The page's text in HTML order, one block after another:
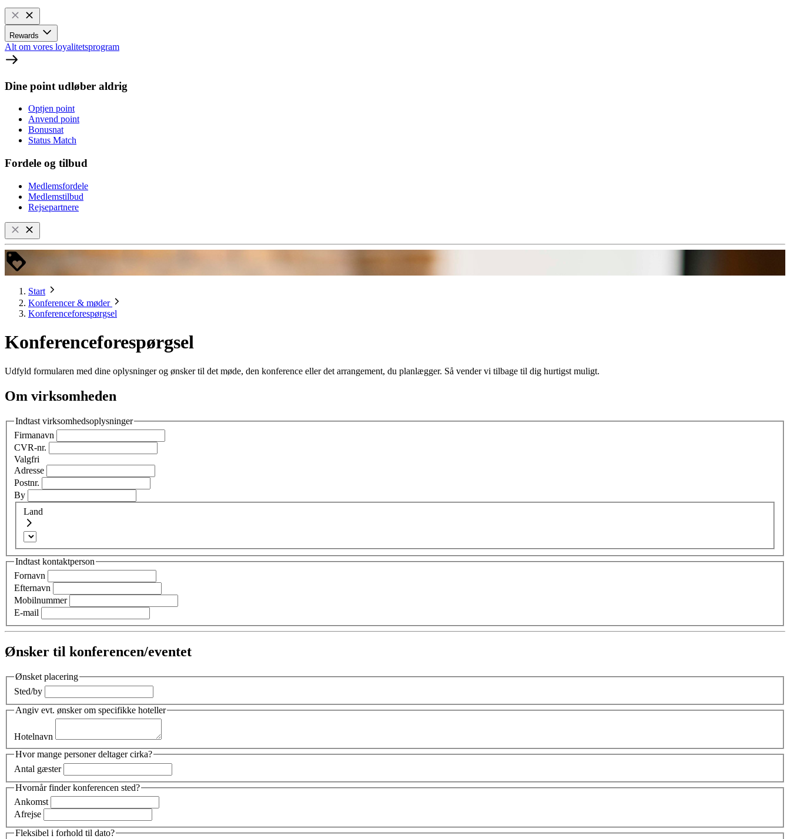
Rewards
Alt om vores loyalitetsprogram
Dine point udløber aldrig
Optjen point
Anvend point
Bonusnat
Status Match
Fordele og tilbud
Medlemsfordele
Medlemstilbud
Rejsepartnere
Start
Konferencer & møder
Konferenceforespørgsel
Konferenceforespørgsel
Udfyld formularen med dine oplysninger og ønsker til det møde, den konference eller det arrangement, du planlægger. Så vender vi tilbage til dig hurtigst muligt.
Om virksomheden
Indtast virksomhedsoplysninger
Firmanavn
CVR-nr.
Valgfri
Adresse
Postnr.
By
Land
Indtast kontaktperson
Fornavn
Efternavn
Mobilnummer
E-mail
Ønsker til konferencen/eventet
Ønsket placering
Sted/by
Angiv evt. ønsker om specifikke hoteller
Hotelnavn
Hvor mange personer deltager cirka?
Antal gæster
Hvornår finder konferencen sted?
Ankomst
Afrejse
Fleksibel i forhold til dato?